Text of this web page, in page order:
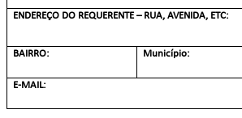
ENDEREÇO DO REQUERENTE – RUA, AVENIDA, ETC:
BAIRRO: Município:
E-MAIL: